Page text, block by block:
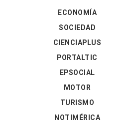
ECONOMÍA
SOCIEDAD
CIENCIAPLUS
PORTALTIC
EPSOCIAL
MOTOR
TURISMO
NOTIMÉRICA